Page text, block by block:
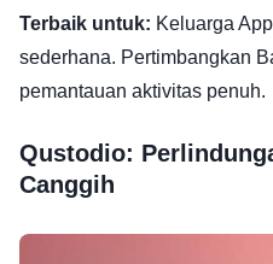
Terbaik untuk: Keluarga
sederhana. Pertimbangkan
pemantauan aktivitas penuh.
Qustodio:
Canggih